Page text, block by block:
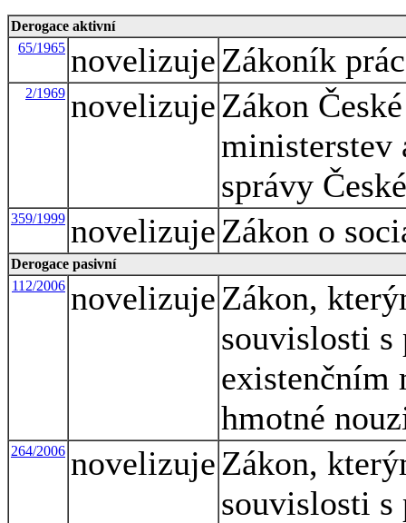
Derogace aktivní
65/1965 novelizujeZákoník
2/1969 novelizujeZákon
ministerstev
správy
359/1999 novelizujeZákon o
Derogace pasivní
112/2006 novelizujeZákon,
souvislosti
existenčním
hmotné
264/2006 novelizujeZákon,
souvislosti